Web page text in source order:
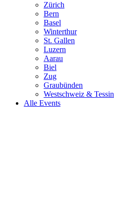
Zürich
Bern
Basel
Winterthur
St. Gallen
Luzern
Aarau
Biel
Zug
Graubünden
Westschweiz & Tessin
Alle Events